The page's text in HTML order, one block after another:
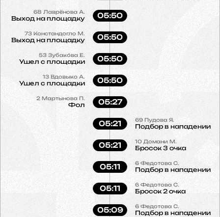
68 Лаврёнова А.
Выход на площадку 05:50
73 Констандогло М.
Выход на площадку 05:50
53 Зубако́ва Е.
Ушел с площадки 05:50
13 Вдовыко А.
Ушел с площадки 05:50
2 Мартынова П.
Фол 05:27
69 Пудова Я.
Подбор в нападении
05:21
10 Домани М.
Бросок 3 очка
05:21
6 Федотова С.
Подбор в нападении
05:11
6 Федотова С.
Бросок 2 очка
05:11
6 Федотова С.
Подбор в нападении
05:09